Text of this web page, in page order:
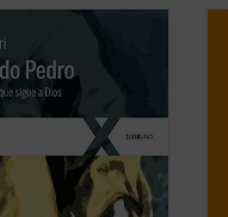
a Jesús, Pedro podía
control. Su casa,
era fácil gestionar su
Ahora, en cambio,
Cientos,
toda raza y lengua